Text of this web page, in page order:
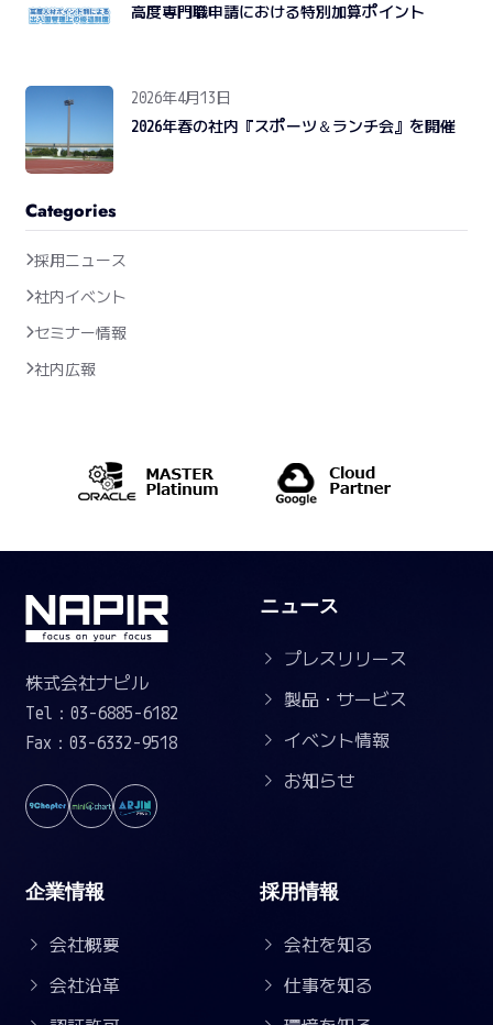
高度専門職申請における特別加算ポイント
2026年4月13日
2026年春の社内『スポーツ＆ランチ会』を開催
Categories
採用ニュース
社内イベント
セミナー情報
社内広報
株式会社ナピル
Tel：03-6885-6182
Fax：03-6332-9518
ニュース
プレスリリース
製品・サービス
イベント情報
お知らせ
企業情報
会社概要
会社沿革
採用情報
会社を知る
仕事を知る